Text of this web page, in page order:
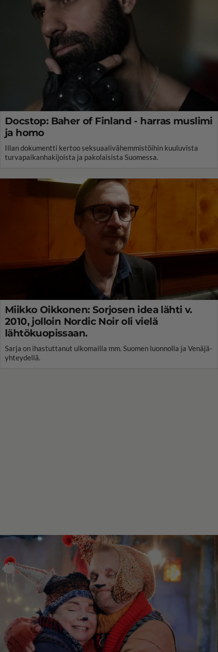
Docstop: Baher of Finland - harras muslimi
ja homo
Illan dokumentti kertoo seksuaalivähemmistöihin kuuluvista
turvapaikanhakijoista ja pakolaisista Suomessa.
Miikko Oikkonen: Sorjosen idea lähti v.
2010, jolloin Nordic Noir oli vielä
lähtökuopissaan.
Sarja on ihastuttanut ulkomailla mm. Suomen luonnolla ja Venäjä-
yhteydellä.